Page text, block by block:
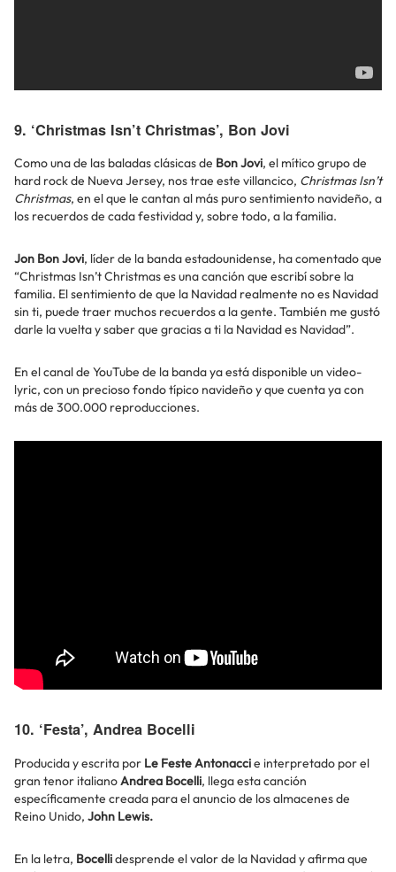
9. ‘Christmas Isn’t Christmas’, Bon Jovi
Como una de las baladas clásicas de Bon Jovi, el mítico grupo de
hard rock de Nueva Jersey, nos trae este villancico, Christmas Isn’t
Christmas, en el que le cantan al más puro sentimiento navideño, a
los recuerdos de cada festividad y, sobre todo, a la familia.
Jon Bon Jovi, líder de la banda estadounidense, ha comentado que
“Christmas Isn’t Christmas es una canción que escribí sobre la
familia. El sentimiento de que la Navidad realmente no es Navidad
sin ti, puede traer muchos recuerdos a la gente. También me gustó
darle la vuelta y saber que gracias a ti la Navidad es Navidad”.
En el canal de YouTube de la banda ya está disponible un video-
lyric, con un precioso fondo típico navideño y que cuenta ya con
más de 300.000 reproducciones.
10. ‘Festa’, Andrea Bocelli
Producida y escrita por Le Feste Antonaccie interpretado por el
gran tenor italianoAndrea Bocelli, llega esta canción
específicamente creada para el anuncio de los almacenes de
Reino Unido, John Lewis.
En la letra, Bocellidesprende el valor de la Navidad y afirma que